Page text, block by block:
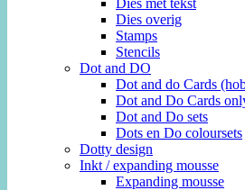
Dies overig
Stamps
Stencils
Dot and DO
Dot and do Cards
Dot and Do Cards
Dot and Do sets
Dots en Do coloursets
Dotty design
Inkt / expanding mousse
Expanding mousse